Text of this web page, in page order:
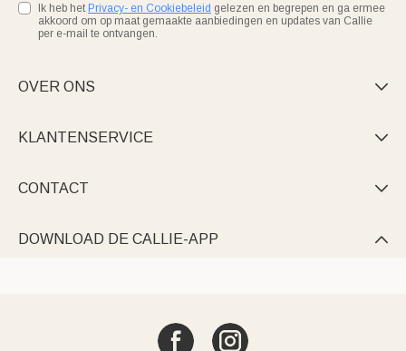
Ik heb het Privacy- en Cookiebeleid gelezen en begrepen en ga ermee
akkoord om op maat gemaakte aanbiedingen en updates van Callie
per e-mail te ontvangen.
OVER ONS 
KLANTENSERVICE 
CONTACT 
DOWNLOAD DE CALLIE-APP 